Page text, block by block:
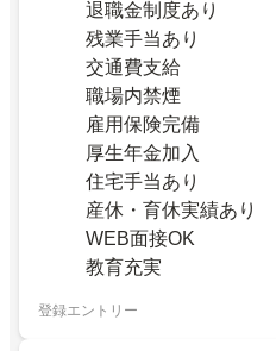
退職金制度あり
残業手当あり
交通費支給
職場内禁煙
雇用保険完備
厚生年金加入
住宅手当あり
産休・育休実績あり
WEB面接OK
教育充実
登録エントリー